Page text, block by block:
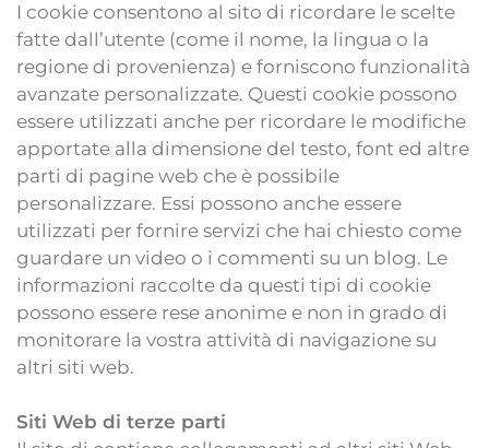
I cookie consentono al sito di ricordare le scelte
fatte dall’utente (come il nome, la lingua o la
regione di provenienza) e forniscono funzionalità
avanzate personalizzate. Questi cookie possono
essere utilizzati anche per ricordare le modifiche
apportate alla dimensione del testo, font ed altre
parti di pagine web che è possibile
personalizzare. Essi possono anche essere
utilizzati per fornire servizi che hai chiesto come
guardare un video o i commenti su un blog. Le
informazioni raccolte da questi tipi di cookie
possono essere rese anonime e non in grado di
monitorare la vostra attività di navigazione su
altri siti web.
Siti Web di terze parti